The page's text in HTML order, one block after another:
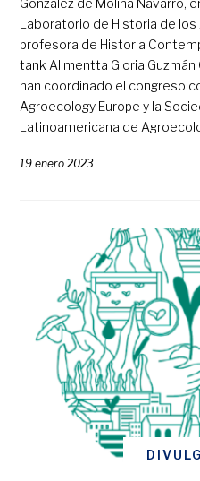
Laboratorio de Historia de
profesora de Historia
tank Alimentta Gloria
han coordinado el congreso
Agroecology Europe y la
Latinoamericana de
19 enero 2023